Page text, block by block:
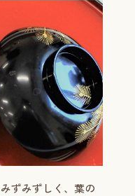
ずみずしく、葉の